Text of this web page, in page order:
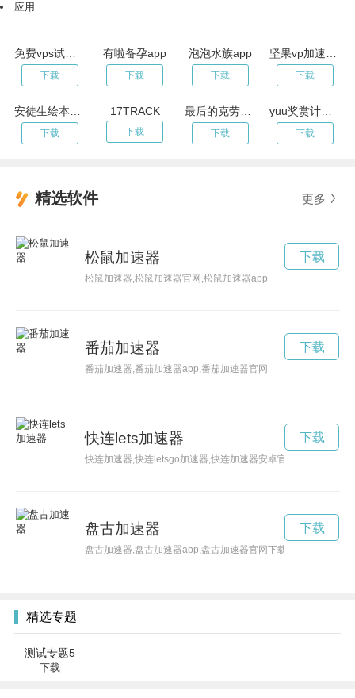
应用
免费vps试用7天加速器客户端
下载
有啦备孕app
下载
泡泡水族app
下载 下载
下载
17TRACK
下载
最后的克劳迪亚 V1.6.5
下载 下载
精选软件 更多
松鼠加速器
松鼠加速器,松鼠加速器官网,松鼠加速器app
下载
番茄加速器
番茄加速器,番茄加速器app,番茄加速器官网
下载
快连lets加速器
快连加速器,快连letsgo加速器,快连加速器安卓官网下载,快连
下载
盘古加速器
盘古加速器,盘古加速器app,盘古加速器官网下载
下载
精选专题
测试专题5
下载